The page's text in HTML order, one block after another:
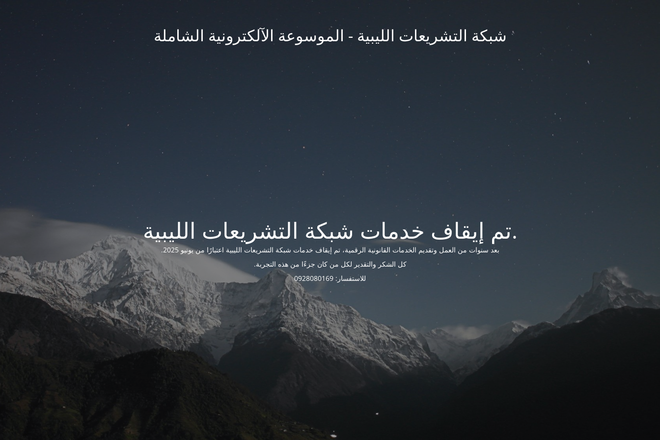
شبكة التشريعات الليبية - الموسوعة الآلكترونية الشاملة
تم إيقاف خدمات شبكة التشريعات الليبية.
بعد سنوات من العمل وتقديم الخدمات القانونية الرقمية، تم إيقاف خدمات شبكة التشريعات الليبية اعتبارًا من يونيو 2025.
كل الشكر والتقدير لكل من كان جزءًا من هذه التجربة.
للاستفسار: 0928080169